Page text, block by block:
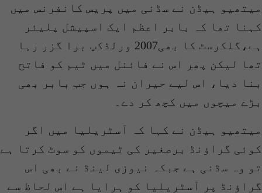
میتھیو ہیڈن نے سڈنی میں پریس کانفرنس میں
کہنا تھا کہ بابر اعظم ایک اسپیشل پلیئر
ہے،گلکرسٹ کا بھی2007 ورلڈکپ برا گزر رہا
تھا لیکن پھر اس نے فائنل میں ٹیم کو فاتح
بنا دیا، اس لیے حیران نہ ہوں جب بابر بھی
بڑے میچوں میں کچھ کر دے۔
میتھیو ہیڈن نے کہا کہ آسٹریلیا میں اگر
کوئی گراؤنڈ برصغیر کی ٹیموں کو سوٹ کرتا ہے
تو وہ سڈنی ہے جبکہ نیوزی لینڈ نے بھی اس
گراؤنڈ پر آسٹریلیا کو ہرایا ہے اس لحاظ سے